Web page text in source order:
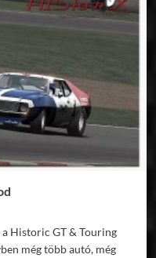
Historic GT & Touring
még több autó, még